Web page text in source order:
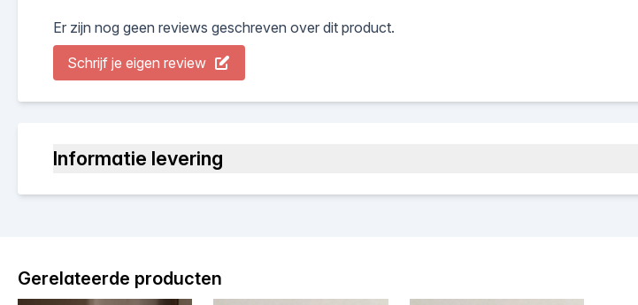
Er zijn nog geen reviews geschreven over dit product.
Schrijf je eigen review
Informatie levering
Gerelateerde producten